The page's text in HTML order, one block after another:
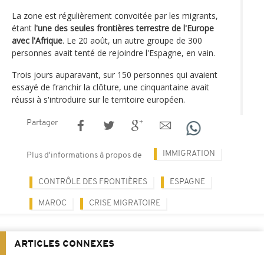
La zone est régulièrement convoitée par les migrants,
étant l'une des seules frontières terrestre de l'Europe
avec l'Afrique. Le 20 août, un autre groupe de 300
personnes avait tenté de rejoindre l'Espagne, en vain.
Trois jours auparavant, sur 150 personnes qui avaient
essayé de franchir la clôture, une cinquantaine avait
réussi à s'introduire sur le territoire européen.
Partager
Plus d'informations à propos de IMMIGRATION
CONTRÔLE DES FRONTIÈRES ESPAGNE
MAROC CRISE MIGRATOIRE
ARTICLES CONNEXES